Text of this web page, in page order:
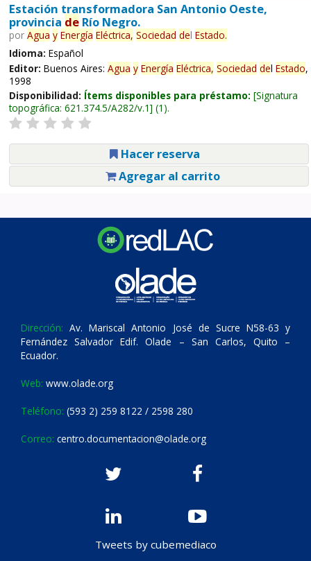
Estación transformadora San Antonio Oeste,
provincia deRío Negro.
por Agua y Energía Eléctrica, Sociedad del Estado.
Idioma: Español
Editor: Buenos Aires: Agua y Energía Eléctrica, Sociedad del Estado,
1998
Disponibilidad: Ítems disponibles para préstamo: Signatura
topográfica: 621.374.5/A282/v.1 (1).
Hacer reserva
Agregar al carrito
Dirección: Av. Mariscal Antonio José de Sucre N58-63 y
Fernández Salvador Edif. Olade – San Carlos, Quito –
Ecuador.
Web: www.olade.org
Teléfono: (593 2) 259 8122 / 2598 280
Correo: centro.documentacion@olade.org
Tweets by cubemediaco